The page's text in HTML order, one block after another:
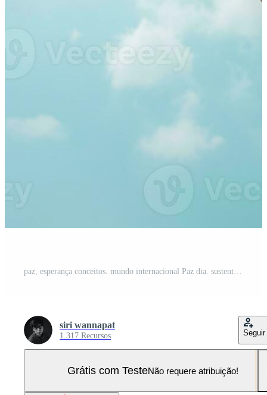
paz, esperança conceitos. mundo internacional Paz dia. sustentável e responsável negócios, mão levantar acima uma papel origami branco pomba para dentro a céu Foto Pro
siri wannapat
1.317 Recursos Seguir
Grátis com TesteNão requere atribuição!